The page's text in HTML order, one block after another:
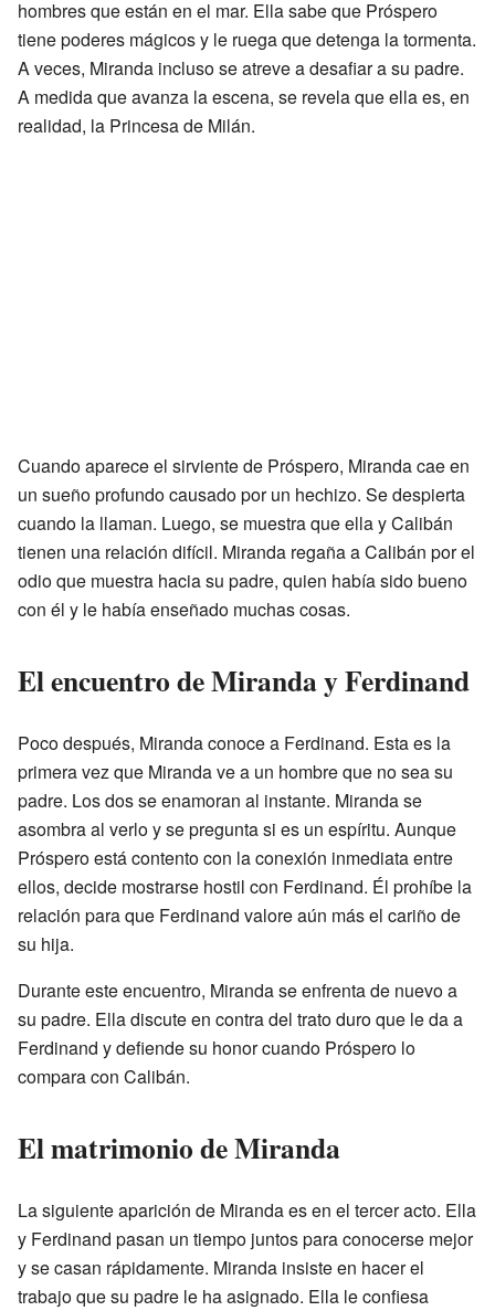
hombres que están en el mar. Ella sabe que Próspero
tiene poderes mágicos y le ruega que detenga la tormenta.
A veces, Miranda incluso se atreve a desafiar a su padre.
A medida que avanza la escena, se revela que ella es, en
realidad, la Princesa de Milán.
Cuando aparece el sirviente de Próspero, Miranda cae en
un sueño profundo causado por un hechizo. Se despierta
cuando la llaman. Luego, se muestra que ella y Calibán
tienen una relación difícil. Miranda regaña a Calibán por el
odio que muestra hacia su padre, quien había sido bueno
con él y le había enseñado muchas cosas.
El encuentro de Miranda y Ferdinand
Poco después, Miranda conoce a Ferdinand. Esta es la
primera vez que Miranda ve a un hombre que no sea su
padre. Los dos se enamoran al instante. Miranda se
asombra al verlo y se pregunta si es un espíritu. Aunque
Próspero está contento con la conexión inmediata entre
ellos, decide mostrarse hostil con Ferdinand. Él prohíbe la
relación para que Ferdinand valore aún más el cariño de
su hija.
Durante este encuentro, Miranda se enfrenta de nuevo a
su padre. Ella discute en contra del trato duro que le da a
Ferdinand y defiende su honor cuando Próspero lo
compara con Calibán.
El matrimonio de Miranda
La siguiente aparición de Miranda es en el tercer acto. Ella
y Ferdinand pasan un tiempo juntos para conocerse mejor
y se casan rápidamente. Miranda insiste en hacer el
trabajo que su padre le ha asignado. Ella le confiesa